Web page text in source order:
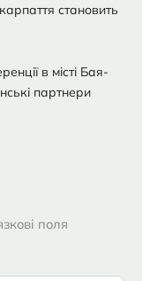
становить
в місті Бая-
партнери
поля